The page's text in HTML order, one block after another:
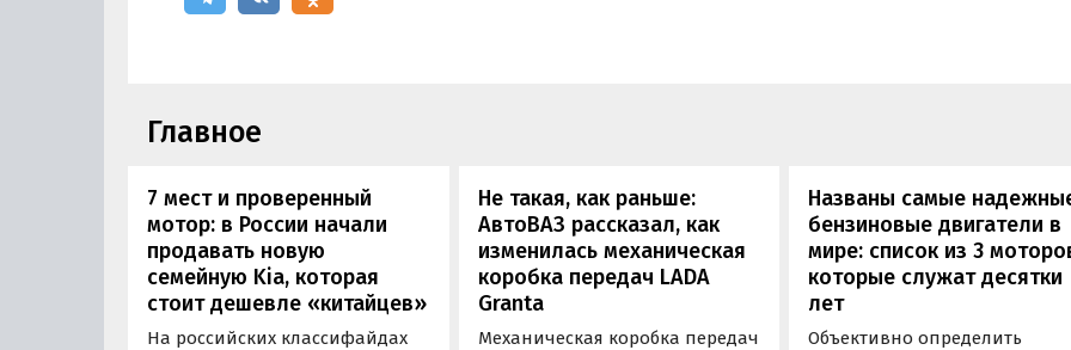
Главное
7 мест и проверенный
мотор: в России начали
продавать новую
семейную Kia, которая
стоит дешевле «китайцев»
На российских классифайдах
Не такая, как раньше:
АвтоВАЗ рассказал, как
изменилась механическая
коробка передач LADA
Granta
Механическая коробка передач
Названы самые
бензиновые двигатели в
мире: список из 3
которые служат десятки
лет
Объективно определить